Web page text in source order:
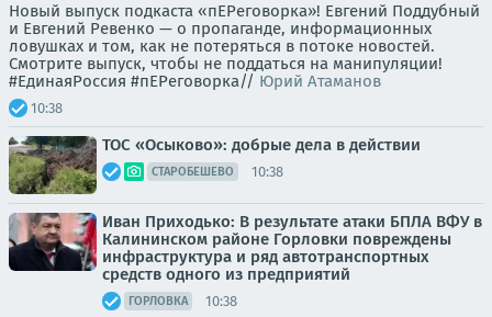
Новый выпуск подкаста «пЕРеговорка»! Евгений Поддубный
и Евгений Ревенко — о пропаганде, информационных
ловушках и том, как не потеряться в потоке новостей.
Смотрите выпуск, чтобы не поддаться на манипуляции!
#ЕдинаяРоссия #пЕРеговорка// Юрий Атаманов
10:38
ТОС «Осыково»: добрые дела в действии
СТАРОБЕШЕВО 10:38
Иван Приходько: В результате атаки БПЛА ВФУ в
Калининском районе Горловки повреждены
инфраструктура и ряд автотранспортных
средств одного из предприятий
ГОРЛОВКА 10:38